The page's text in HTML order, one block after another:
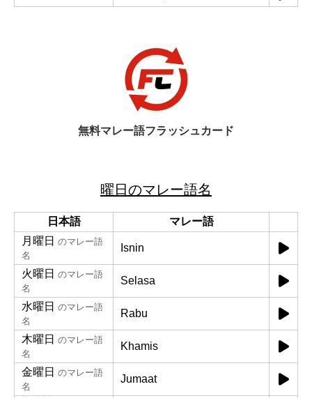
無料マレー語フラッシュカード
曜日のマレー語名
日本語
マレー語
月曜日 のマレー語
名
Isnin
火曜日 のマレー語
名
Selasa
水曜日 のマレー語
名
Rabu
木曜日 のマレー語
名
Khamis
金曜日 のマレー語
名
Jumaat